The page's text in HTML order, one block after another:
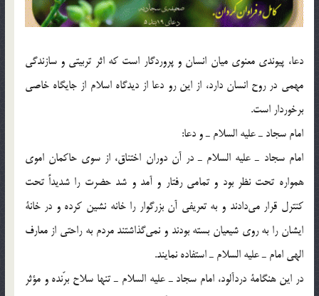
دعا، پيوندي معنوي ميان انسان و پروردگار است كه اثر تربيتي و سازندگي
مهمي در روح انسان دارد، از اين رو دعا از ديدگاه اسلام از جايگاه خاصي
برخوردار است.
امام سجاد ـ عليه السلام ـ و دعا:
امام سجاد ـ عليه السلام ـ در آن دوران اختناق، از سوي حاكمان اموي
همواره تحت نظر بود و تمامي رفتار و آمد و شد حضرت را شديداً تحت
كنترل قرار مي‌دادند و به تعريفي آن بزرگوار را خانه نشين كرده و در خانة‌
ايشان را به روي شيعيان بسته بودند و نمي‌گذاشتند مردم به راحتي از معارف
الهي امام ـ عليه السلام ـ استفاده نمايند.
در اين هنگامة دردآلود، امام سجاد ـ عليه السلام ـ تنها سلاح برّنده و مؤثر